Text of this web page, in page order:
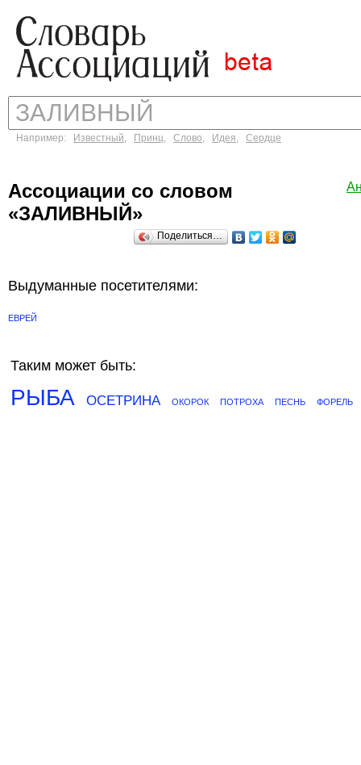
Например: Известный, Принц, Слово, Идея, Сердце
Ассоциации со словом
«ЗАЛИВНЫЙ»
Поделиться…
Выдуманные посетителями:
ЕВРЕЙ
Таким может быть:
РЫБА ОСЕТРИНА ОКОРОК ПОТРОХА ПЕСНЬ ФОРЕЛЬ